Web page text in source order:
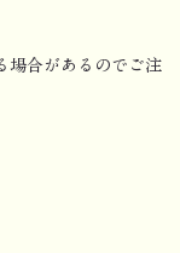
合があるのでご注